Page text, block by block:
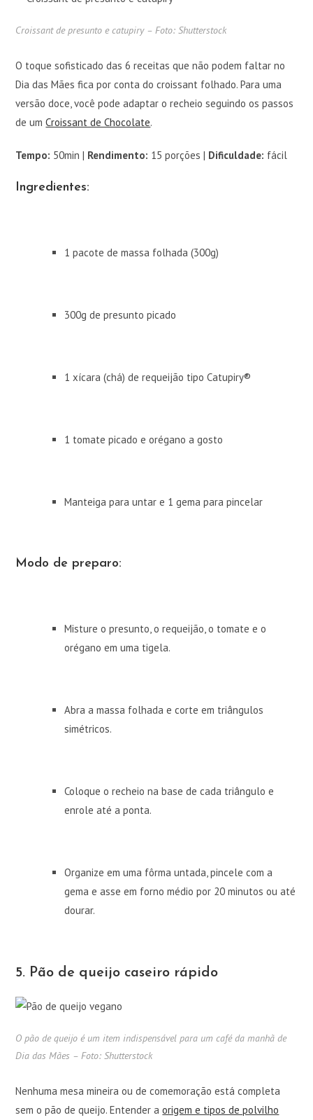
Croissant de presunto e catupiry – Foto: Shutterstock
O toque sofisticado das 6 receitas que não podem faltar no
Dia das Mães fica por conta do croissant folhado. Para uma
versão doce, você pode adaptar o recheio seguindo os passos
de umCroissant de Chocolate.
Tempo: 50min | Rendimento: 15 porções | Dificuldade: fácil
Ingredientes:
1 pacote de massa folhada (300g)
300g de presunto picado
1 xícara (chá) de requeijão tipo Catupiry®
1 tomate picado e orégano a gosto
Manteiga para untar e 1 gema para pincelar
Modo de preparo:
Misture o presunto, o requeijão, o tomate e o
orégano em uma tigela.
Abra a massa folhada e corte em triângulos
simétricos.
Coloque o recheio na base de cada triângulo e
enrole até a ponta.
Organize em uma fôrma untada, pincele com a
gema e asse em forno médio por 20 minutos ou até
dourar.
5. Pão de queijo caseiro rápido
O pão de queijo é um item indispensável para um café da manhã de
Dia das Mães – Foto: Shutterstock
Nenhuma mesa mineira ou de comemoração está completa
sem o pão de queijo. Entender aorigem e tipos de polvilho